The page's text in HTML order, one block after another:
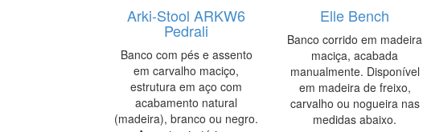
Arki-Stool ARKW6
Pedrali
Banco com pés e assento
em carvalho maciço,
estrutura em aço com
acabamento natural
(madeira), branco ou negro.
Elle Bench
Banco corrido em madeira
maciça, acabada
manualmente. Disponível
em madeira de freixo,
carvalho ou nogueira nas
medidas abaixo.